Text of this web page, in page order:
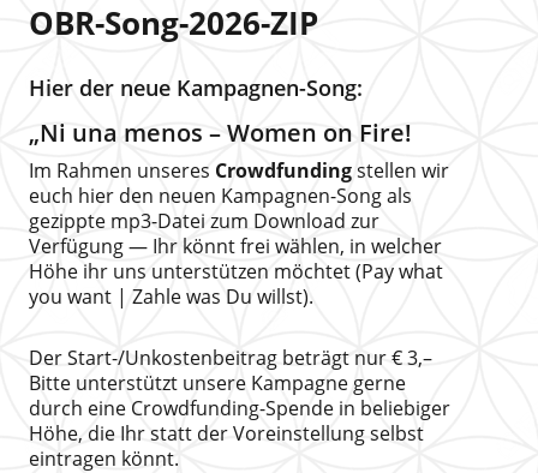
OBR-Song-2026-ZIP
Hier der neue Kampagnen-Song:
„Ni una menos – Women on Fire!
Im Rahmen unseres Crowdfundingstellen wir
euch hier den neuen Kampagnen-Song als
gezippte mp3-Datei zum Download zur
Verfügung — Ihr könnt frei wählen, in welcher
Höhe ihr uns unterstützen möchtet (Pay what
you want | Zahle was Du willst).
Der Start-/Unkostenbeitrag beträgt nur € 3,–
Bitte unterstützt unsere Kampagne gerne
durch eine Crowdfunding-Spende in beliebiger
Höhe, die Ihr statt der Voreinstellung selbst
eintragen könnt.